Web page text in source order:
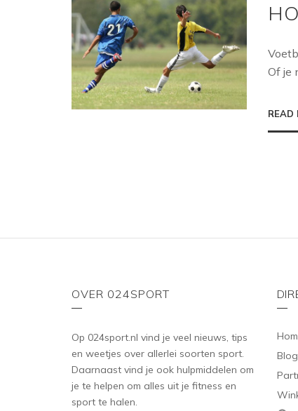
Of je
READ
OVER 024SPORT
Op 024sport.nl vind je veel nieuws, tips
en weetjes over allerlei soorten sport.
Daarnaast vind je ook hulpmiddelen om
je te helpen om alles uit je fitness en
sport te halen.
Blog